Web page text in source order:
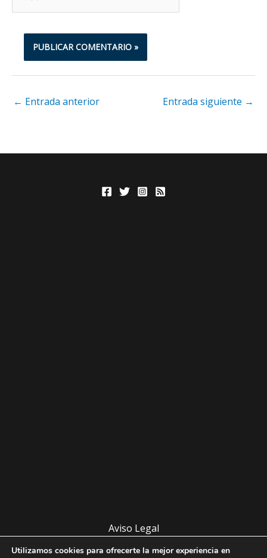
← Entrada anterior Entrada siguiente →
Aviso Legal
Política de Cookies
Utilizamos cookies para ofrecerte la mejor experiencia en